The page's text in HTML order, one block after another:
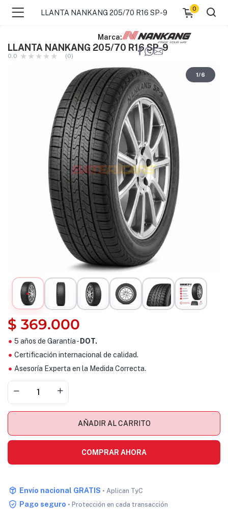
LLANTA NANKANG 205/70 R16 SP-9
0
Marca:
LLANTA NANKANG 205/70 R16 SP-9
0.0 (0)
1/6
$ 369.000
5 años de Garantía - DOT.
Certificación internacional de calidad.
Asesoría Experta en la Medida Correcta.
AÑADIR AL CARRITO
COMPRAR AHORA
Envío nacional GRATIS • Aplican TyC
Pago seguro • Protección en cada transacción